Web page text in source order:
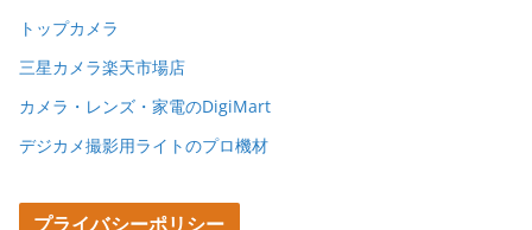
トップカメラ
三星カメラ楽天市場店
カメラ・レンズ・家電のDigiMart
デジカメ撮影用ライトのプロ機材
プライバシーポリシー